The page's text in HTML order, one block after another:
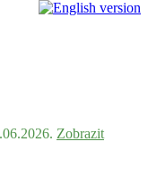
Zobrazit